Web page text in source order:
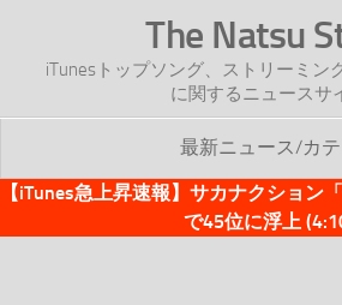
The Natsu
iTunesトップソング、ストリーミン
に関するニュースサ
最新ニュース/カ
TOP
【iTunes急上昇速報】サカナクション
で45位に浮上